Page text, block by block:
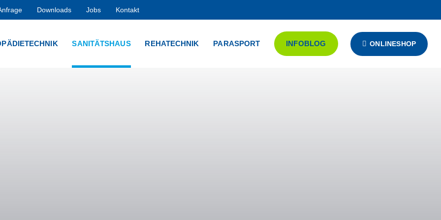
Downloads Jobs Kontakt
SANITÄTSHAUS REHATECHNIK PARASPORT INFOBLOG ONLINESHOP